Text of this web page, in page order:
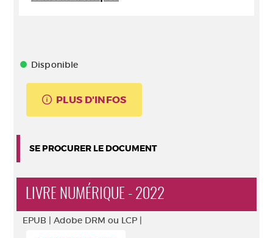
Disponible
PLUS D'INFOS
SE PROCURER LE DOCUMENT
LIVRE NUMÉRIQUE - 2022
EPUB | Adobe DRM ou LCP |